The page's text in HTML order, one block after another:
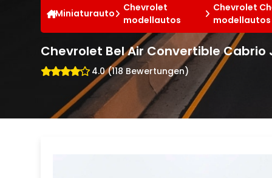
Miniaturauto
Chevrolet
modellautos
Chevrolet
modellautos
Chevrolet Bel Air Convertible Cabrio
4.0 (118 Bewertungen)